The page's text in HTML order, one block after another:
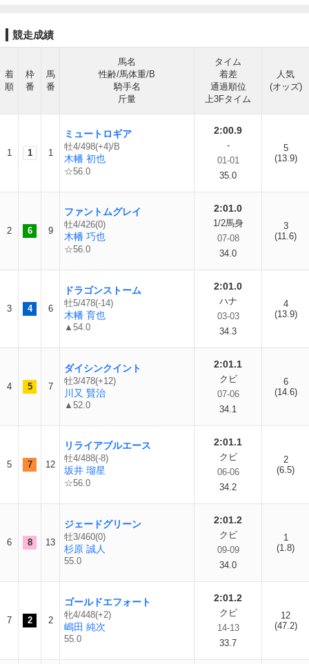
競走成績
着
順
枠
番
馬
番
馬名
性齢/馬体重/B
騎手名
斤量
タイム
着差
通過順位
上3Fタイム
人気
(オッズ)
1 1 1
ミュートロギア
牡4/498(+4)/B
木幡 初也
☆56.0
2:00.9
-
01-01
35.0
5
(13.9)
2 6 9
ファントムグレイ
牡4/426(0)
木幡 巧也
☆56.0
2:01.0
1/2馬身
07-08
34.0
3
(11.6)
3 4 6
ドラゴンストーム
牡5/478(-14)
木幡 育也
▲54.0
2:01.0
ハナ
03-03
34.3
4
(13.9)
4 5 7
ダイシンクイント
牡3/478(+12)
川又 賢治
▲52.0
2:01.1
クビ
07-06
34.1
6
(14.6)
5 7 12
リライアブルエース
牡4/488(-8)
坂井 瑠星
☆56.0
2:01.1
クビ
06-06
34.2
2
(6.5)
6 8 13
ジェードグリーン
牡3/460(0)
杉原 誠人
55.0
2:01.2
クビ
09-09
34.0
1
(1.8)
7 2 2
ゴールドエフォート
牝4/448(+2)
嶋田 純次
55.0
2:01.2
クビ
14-13
33.7
12
(47.2)